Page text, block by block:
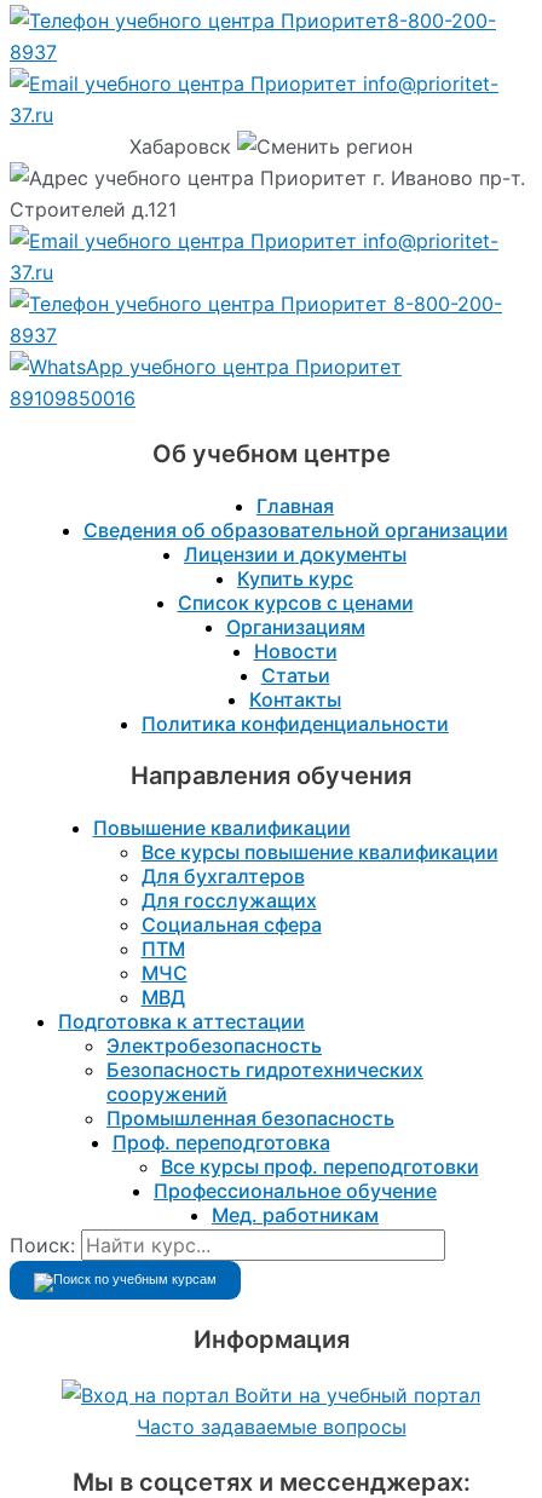
8-800-200-
8937
info@prioritet-
37.ru
Хабаровск
г. Иваново пр-т.
Строителей д.121
info@prioritet-
37.ru
8-800-200-
8937
89109850016
Об учебном центре
Главная
Сведения об образовательной организации
Лицензии и документы
Купить курс
Список курсов с ценами
Организациям
Новости
Статьи
Контакты
Политика конфиденциальности
Направления обучения
Повышение квалификации
Все курсы повышение квалификации
Для бухгалтеров
Для госслужащих
Социальная сфера
ПТМ
МЧС
МВД
Подготовка к aттестации
Электробезопасность
Безопасность гидротехнических
сооружений
Промышленная безопасность
Проф. переподготовка
Все курсы проф. переподготовки
Профессиональное обучение
Мед. работникам
Поиск:
Информация
Войти на учебный портал
Часто задаваемые вопросы
Мы в соцсетях и мессенджерах: